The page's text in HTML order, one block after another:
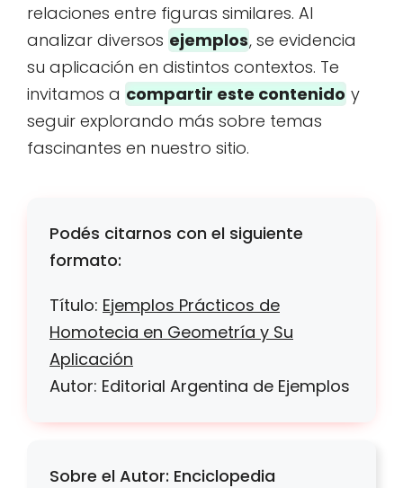
relaciones entre figuras similares. Al
analizar diversos ejemplos, se evidencia
su aplicación en distintos contextos. Te
invitamos a compartir este contenido y
seguir explorando más sobre temas
fascinantes en nuestro sitio.
Podés citarnos con el siguiente
formato:
Título: Ejemplos Prácticos de
Homotecia en Geometría y Su
Aplicación
Autor: Editorial Argentina de Ejemplos
Sobre el Autor: Enciclopedia